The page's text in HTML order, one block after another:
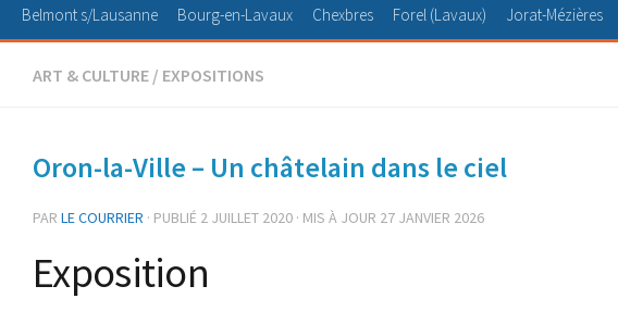
Belmont s/Lausanne Bourg-en-Lavaux Chexbres Forel (Lavaux) Jorat-Mézières
ART & CULTURE / EXPOSITIONS
Oron-la-Ville – Un châtelain dans le ciel
PAR LE COURRIER · PUBLIÉ 2 JUILLET 2020 · MIS À JOUR 27 JANVIER 2026
Exposition